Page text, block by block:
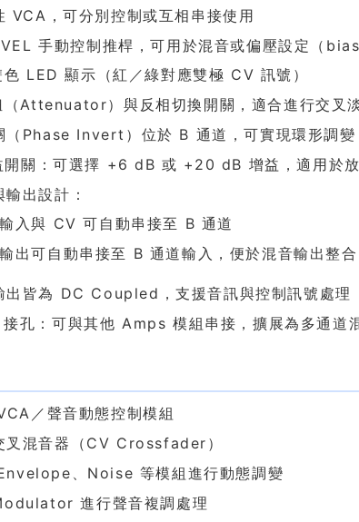
VCA，可分別控制或互相串接使用
手動控制推桿，可用於混音或偏壓設定（
LED 顯示（紅／綠對應雙極 CV 訊號）
（Attenuator）與反相切換開關，適合進行交叉
（Phase Invert）位於 B 通道，可實現環形調
開關：可選擇 +6 dB 或 +20 dB 增益，適用於
出設計：
入與 CV 可自動串接至 B 通道
出可自動串接至 B 通道輸入，便於混音輸出整合
出皆為 DC Coupled，支援音訊與控制訊號處理
孔：可與其他 Amps 模組串接，擴展為多通道
／聲音動態控制模組
叉混音器（CV Crossfader）
、Noise 等模組進行動態調變
進行聲音複調處理